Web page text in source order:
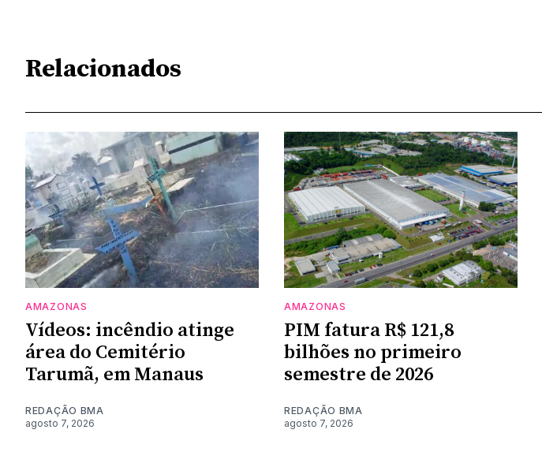
Relacionados
AMAZONAS
Vídeos: incêndio atinge
área do Cemitério
Tarumã, em Manaus
REDAÇÃO BMA
agosto 7, 2026
AMAZONAS
PIM fatura R$ 121,8
bilhões no primeiro
semestre de 2026
REDAÇÃO BMA
agosto 7, 2026